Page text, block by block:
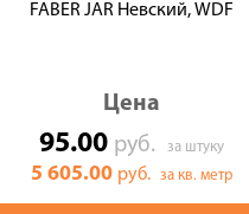
FABER JAR Невский, WDF
Цена
95.00 руб. за штуку
5 605.00 руб. за кв. метр